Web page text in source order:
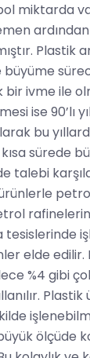
miktarda
ardından
Plastik
büyüme
bir ivme ile
ise 90’lı
bu
sürede
talebi
ürünlerle
elde edilir.
%4 gibi
Plastik
ölçüde